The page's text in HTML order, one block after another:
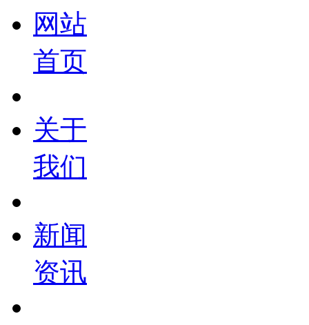
网站
首页
关于
我们
新闻
资讯